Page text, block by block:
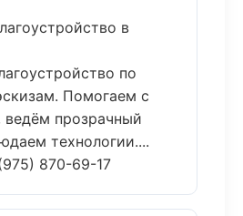
в
по
Помогаем с
ведём прозрачный
технологии....
870-69-17